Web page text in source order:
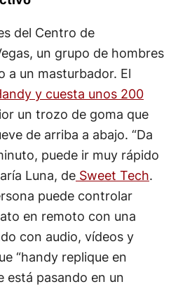
del Centro de
un grupo de hombres
a un masturbador. El
y cuesta unos 200
un trozo de goma que
de arriba a abajo. “Da
puede ir muy rápido
Luna, deSweet Tech.
puede controlar
en remoto con una
con audio, vídeos y
“handy replique en
está pasando en un